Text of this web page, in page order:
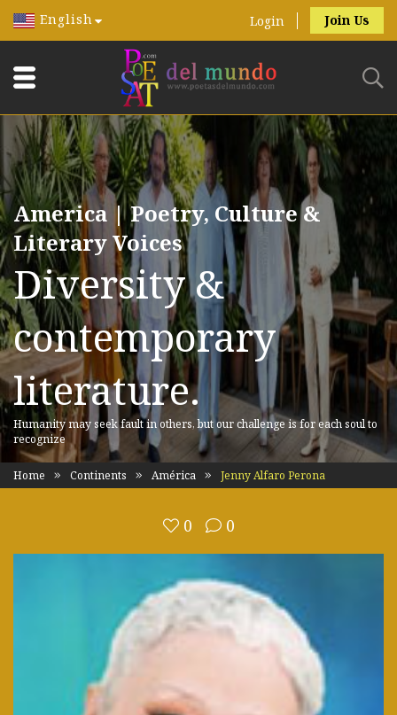
English Login Join Us
America | Poetry, Culture &
Literary Voices
Diversity &
contemporary
literature.
Humanity may seek fault in others, but our challenge is for each soul to
recognize
Home Continents América Jenny Alfaro Perona
0 0